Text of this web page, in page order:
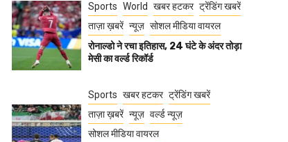
Sports World खबर हटकर ट्रेंडिंग खबरें
ताज़ा ख़बरें न्यूज़ सोशल मीडिया वायरल
रोनाल्डो ने रचा इतिहास, 24 घंटे के अंदर तोड़ा
मेसी का वर्ल्ड रिकॉर्ड
Sports खबर हटकर ट्रेंडिंग खबरें
ताज़ा ख़बरें न्यूज़ वर्ल्ड न्यूज़
सोशल मीडिया वायरल